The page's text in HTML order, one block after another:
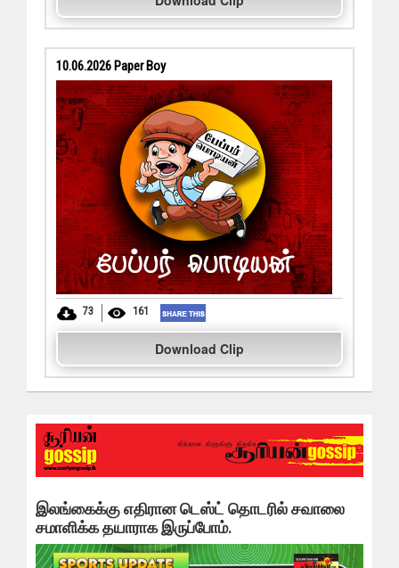
10.06.2026 Paper Boy
73 161
Download Clip
இலங்கைக்கு எதிரான டெஸ்ட் தொடரில் சவாலை
சமாளிக்க தயாராக இருப்போம்.